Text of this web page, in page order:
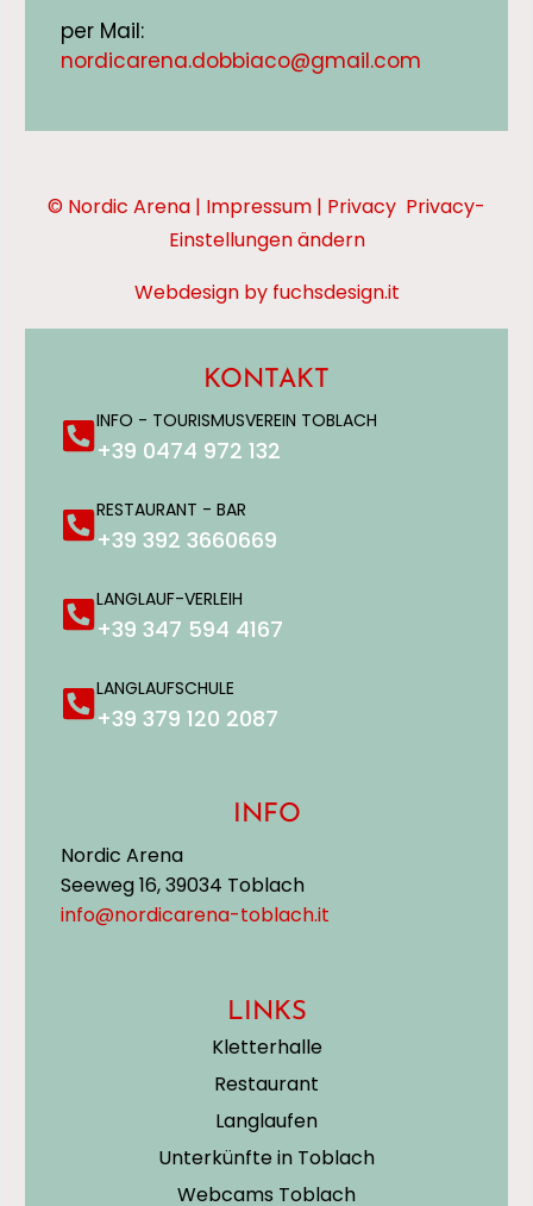
per Mail:
nordicarena.dobbiaco@gmail.com
© Nordic Arena | Impressum | Privacy Privacy-
Einstellungen ändern
Webdesign by fuchsdesign.it
KONTAKT
INFO - TOURISMUSVEREIN TOBLACH
+39 0474 972 132
RESTAURANT - BAR
+39 392 3660669
LANGLAUF-VERLEIH
+39 347 594 4167
LANGLAUFSCHULE
+39 379 120 2087
INFO
Nordic Arena
Seeweg 16, 39034 Toblach
info@nordicarena-toblach.it
LINKS
Kletterhalle
Restaurant
Langlaufen
Unterkünfte in Toblach
Webcams Toblach